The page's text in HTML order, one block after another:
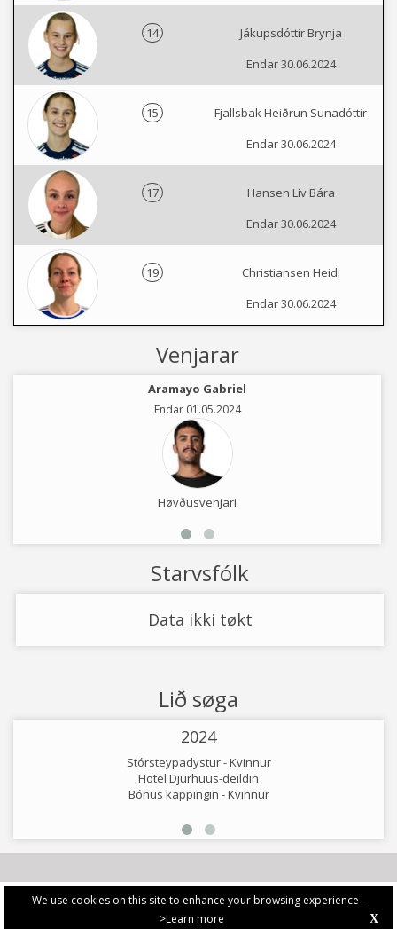
We use cookies on this site to enhance your browsing experience -
>Learn more
X
14
Jákupsdóttir Brynja
Endar 30.06.2024
15
Fjallsbak Heiðrun Sunadóttir
Endar 30.06.2024
17
Hansen Lív Bára
Endar 30.06.2024
19
Christiansen Heidi
Endar 30.06.2024
Venjarar
Aramayo Gabriel
Endar 01.05.2024
Høvðusvenjari
Starvsfólk
Data ikki tøkt
Lið søga
2024
Stórsteypadystur - Kvinnur
Hotel Djurhuus-deildin
Bónus kappingin - Kvinnur